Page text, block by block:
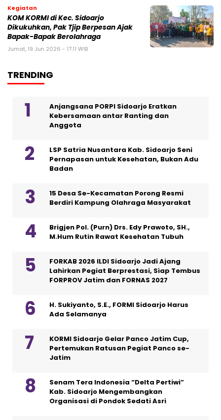
Kegiatan
KOM KORMI di Kec. Sidoarjo
Dikukuhkan, Pak Tjip Berpesan Ajak
Bapak-Bapak Berolahraga
Jumat, 19 Jun 2026 - 17:11 WIB
TRENDING
Anjangsana PORPI Sidoarjo Eratkan
Kebersamaan antar Ranting dan
Anggota
LSP Satria Nusantara Kab. Sidoarjo Seni
Pernapasan untuk Kesehatan, Bukan Adu
Badan
15 Desa Se-Kecamatan Porong Resmi
Berdiri Kampung Olahraga Masyarakat
Brigjen Pol. (Purn) Drs. Edy Prawoto, SH.,
M.Hum Rutin Rawat Kesehatan Tubuh
FORKAB 2026 ILDI Sidoarjo Jadi Ajang
Lahirkan Pegiat Berprestasi, Siap Tembus
FORPROV Jatim dan FORNAS 2027
H. Sukiyanto, S.E., FORMI Sidoarjo Harus
Ada Selamanya
KORMI Sidoarjo Gelar Panco Jatim Cup,
Pertemukan Ratusan Pegiat Panco se-
Jatim
Senam Tera Indonesia “Delta Pertiwi”
Kab. Sidoarjo Mengembangkan
Organisasi di Pondok Sedati Asri